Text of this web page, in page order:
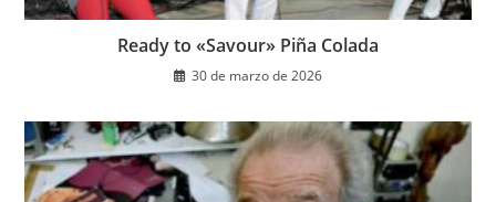
Ready to «Savour» Piña Colada
30 de marzo de 2026